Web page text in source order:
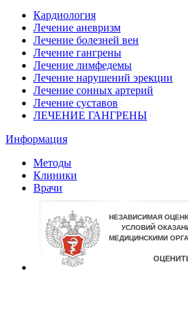
Кардиология
Лечение аневризм
Лечение болезней вен
Лечение гангрены
Лечение лимфедемы
Лечение нарушений эрекции
Лечение сонных артерий
Лечение суставов
ЛЕЧЕНИЕ ГАНГРЕНЫ
Информация
Методы
Клиники
Врачи